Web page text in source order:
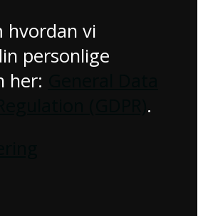
hvordan vi
personlige
her:
.